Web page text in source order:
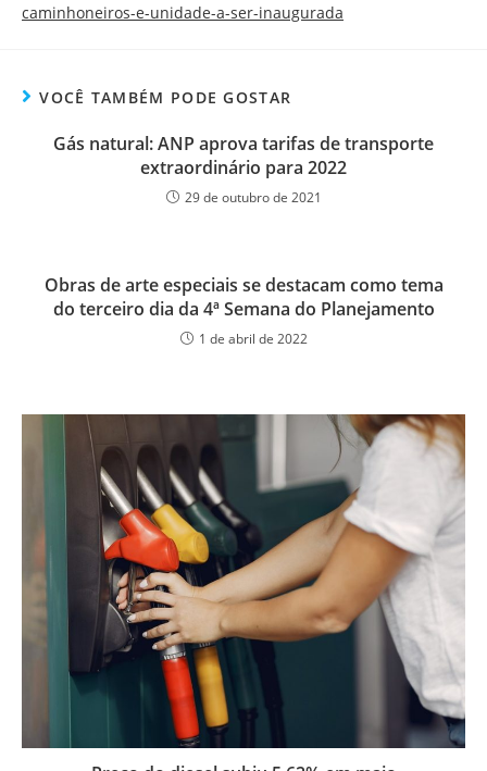
caminhoneiros-e-unidade-a-ser-inaugurada
VOCÊ TAMBÉM PODE GOSTAR
Gás natural: ANP aprova tarifas de transporte
extraordinário para 2022
29 de outubro de 2021
Obras de arte especiais se destacam como tema
do terceiro dia da 4ª Semana do Planejamento
1 de abril de 2022